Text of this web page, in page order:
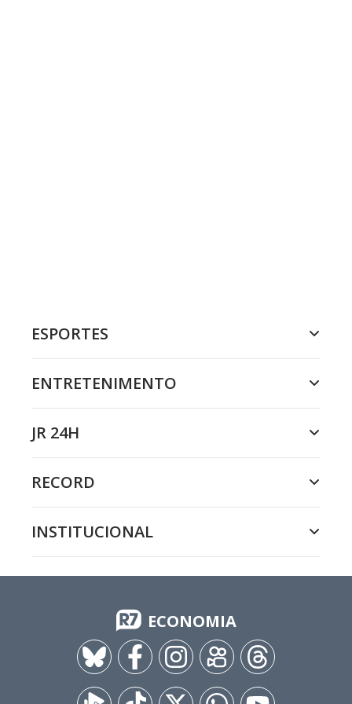
ESPORTES
ENTRETENIMENTO
JR 24H
RECORD
INSTITUCIONAL
ECONOMIA